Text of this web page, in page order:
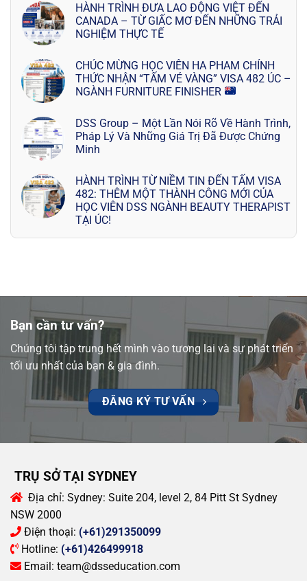
HÀNH TRÌNH ĐƯA LAO ĐỘNG VIỆT ĐẾN
CANADA – TỪ GIẤC MƠ ĐẾN NHỮNG TRẢI
NGHIỆM THỰC TẾ
CHÚC MỪNG HỌC VIÊN HA PHAM CHÍNH
THỨC NHẬN “TẤM VÉ VÀNG” VISA 482 ÚC –
NGÀNH FURNITURE FINISHER
DSS Group – Một Lần Nói Rõ Về Hành Trình,
Pháp Lý Và Những Giá Trị Đã Được Chứng
Minh
HÀNH TRÌNH TỪ NIỀM TIN ĐẾN TẤM VISA
482: THÊM MỘT THÀNH CÔNG MỚI CỦA
HỌC VIÊN DSS NGÀNH BEAUTY THERAPIST
TẠI ÚC!
Bạn cần tư vấn?
Chúng tôi tập trung hết mình vào tương lai và sự phát triển
tối ưu nhất của bạn & gia đình.
ĐĂNG KÝ TƯ VẤN
TRỤ SỞ TẠI SYDNEY
Địa chỉ: Sydney: Suite 204, level 2, 84 Pitt St Sydney
NSW 2000
Điện thoại: (+61)291350099
Hotline: (+61)426499918
Email: team@dsseducation.com